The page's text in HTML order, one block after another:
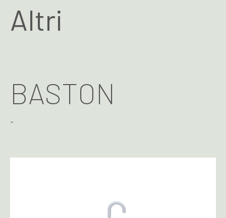
Altri
BASTON
-